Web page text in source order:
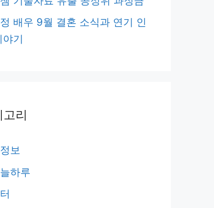
배우 9월 결혼 소식과 연기 인
기
고리
보
하루